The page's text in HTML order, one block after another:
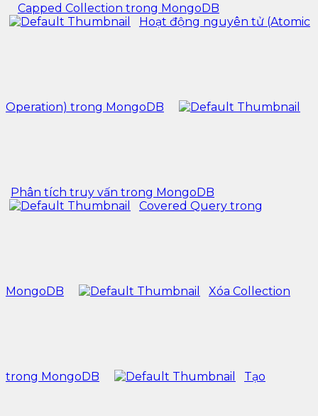
Capped Collection trong MongoDB
Hoạt động nguyên tử (Atomic
Operation) trong MongoDB
Phân tích truy vấn trong MongoDB
Covered Query trong
MongoDB Xóa Collection
trong MongoDB Tạo